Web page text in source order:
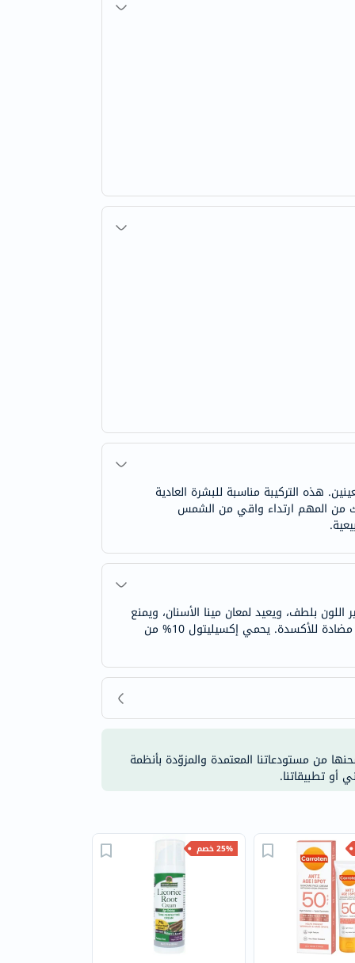
هذه التركيبة مناسبة للبشرة العادية
من المهم ارتداء واقي من الشمس
بلطف، ويعيد لمعان مينا الأسنان، ويمنع
تسوس الأسنان. يزيل البروميلين (مجموعة من الإنزيمات الطبيعية) طبقة البلاك بلطف ويخفف الالتهاب. يضمن فيتامين E حماية مضادة للأكسدة. يحمي إكسيليتول 10% من
من مستودعاتنا المعتمدة والمزوّدة بأنظمة
أو تطبيقاتنا.
25% خصم